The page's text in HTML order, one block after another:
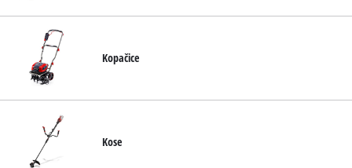
Kopačice
Kose